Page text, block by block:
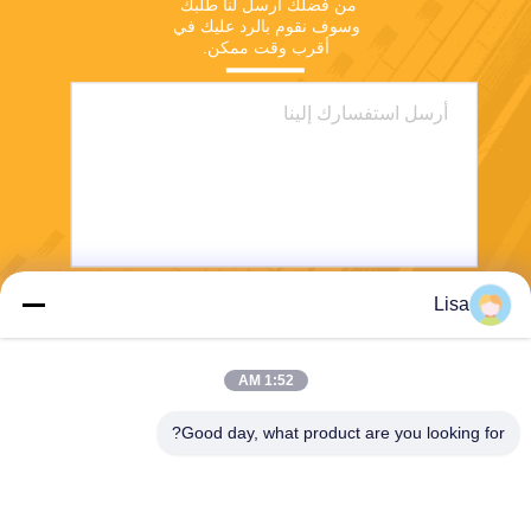
أقرب وقت ممكن.
Lisa
1:52 AM
Good day, what product are you looking for?